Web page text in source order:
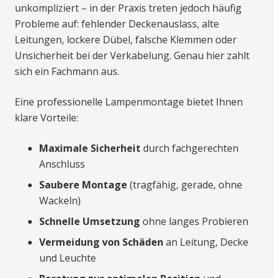
unkompliziert – in der Praxis treten jedoch häufig
Probleme auf: fehlender Deckenauslass, alte
Leitungen, lockere Dübel, falsche Klemmen oder
Unsicherheit bei der Verkabelung. Genau hier zahlt
sich ein Fachmann aus.
Eine professionelle Lampenmontage bietet Ihnen
klare Vorteile:
Maximale Sicherheit durch fachgerechten
Anschluss
Saubere Montage (tragfähig, gerade, ohne
Wackeln)
Schnelle Umsetzung ohne langes Probieren
Vermeidung von Schäden an Leitung, Decke
und Leuchte